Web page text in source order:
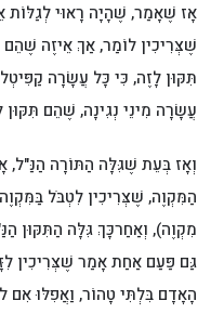
אָז שֶׁאָמַר, שֶׁהָיָה רָאוּי
שֶׁצְּרִיכִין לוֹמַר, אַךְ אֵיזֶה
תִּקּוּן לָזֶה, כִּי כָּל עֲשָׂרָה
עֲשָׂרָה מִינֵי נְגִינָה, שֶׁהֵם תִּקּוּן
וְאָז בְּעֵת שֶׁגִּלָּה הַתּוֹרָה הַנַּ"ל,
הַמִּקְוֶה, שֶׁצְּרִיכִין לִטְבֹּל
מִקְוֶה), וְאַחַרכָּךְ גִּלָּה הַתִּקּוּן
גַּם פַּעַם אַחַת אָמַר שֶׁצְּרִיכִין
הָאָדָם בִּלְתִּי טָהוֹר, וַאֲפִלּוּ אִם